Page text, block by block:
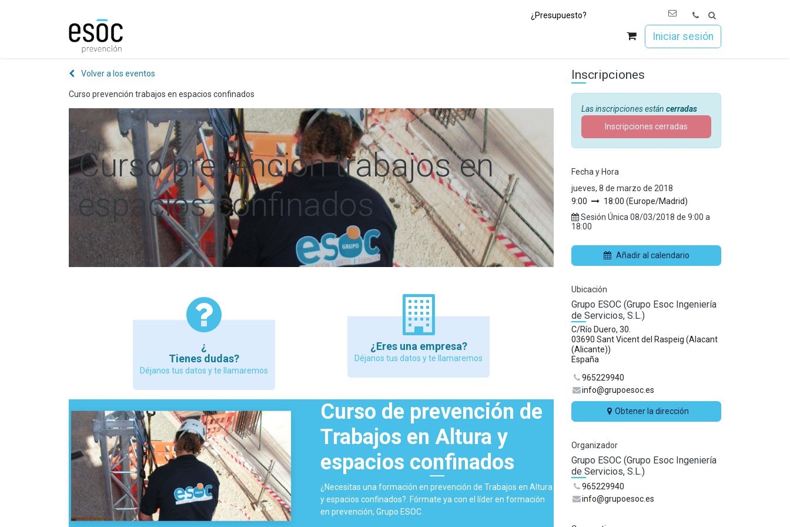
¿Presupuesto?
Iniciar sesión
Volver a los eventos
Curso prevención trabajos en espacios confinados
Curso prevención trabajos en
espacios confinados
¿
Tienes dudas?
Déjanos tus datos y te llamaremos
¿Eres una empresa?
Déjanos tus datos y te llamaremos
Curso de prevención de
Trabajos en Altura y
espacios confinados
¿Necesitas una formación en prevención de Trabajos en Altura
y espacios confinados?. Fórmate ya con el líder en formación
en prevención, Grupo ESOC.
Inscripciones
Las inscripciones están cerradas
Inscripciones cerradas
Fecha y Hora
jueves, 8 de marzo de 2018
9:00
18:00 (Europe/Madrid)
Sesión Única 08/03/2018 de 9:00 a
18:00
Añadir al calendario
Ubicación
Grupo ESOC (Grupo Esoc Ingeniería
de Servicios, S.L.)
C/Río Duero, 30.
03690 Sant Vicent del Raspeig (Alacant
(Alicante))
España
965229940
info@grupoesoc.es
Obtener la dirección
Organizador
Grupo ESOC (Grupo Esoc Ingeniería
de Servicios, S.L.)
965229940
info@grupoesoc.es